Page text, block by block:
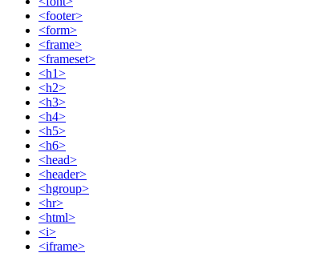
<footer>
<form>
<frame>
<frameset>
<h1>
<h2>
<h3>
<h4>
<h5>
<h6>
<head>
<header>
<hgroup>
<hr>
<html>
<i>
<iframe>